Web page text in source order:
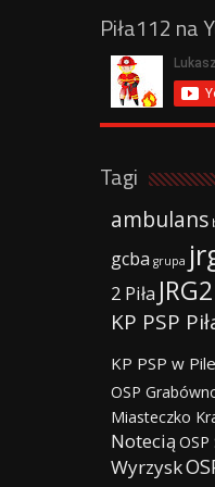
Piła112 na
Tagi
ambulans
gcba grupa
2 Piła
KP PSP
KP PSP w Pile
OSP
Miasteczko
Notecią OSP
Wyrzysk